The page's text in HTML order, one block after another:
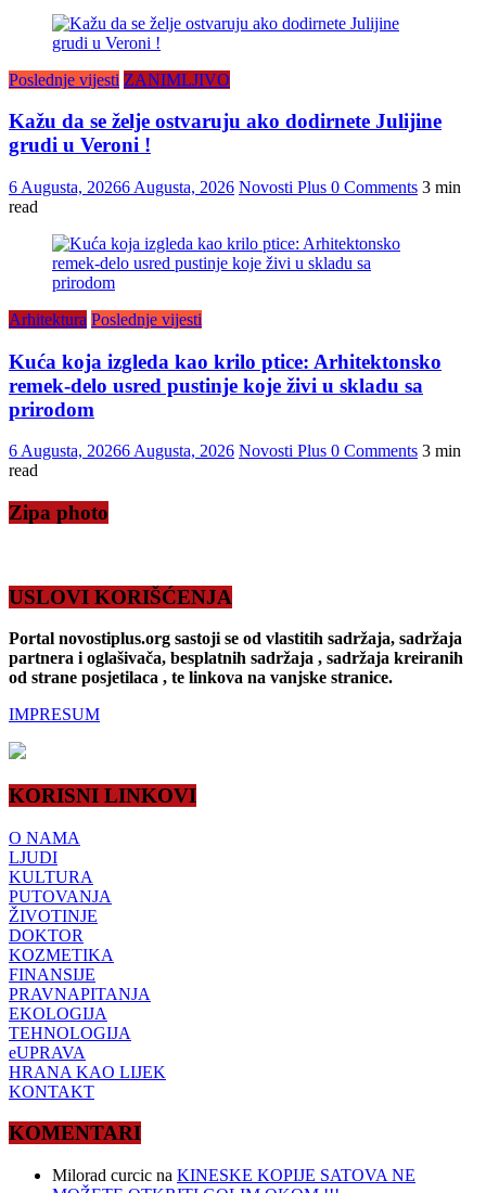
Poslednje vijesti ZANIMLJIVO
Kažu da se želje ostvaruju ako dodirnete Julijine
grudi u Veroni !
6 Augusta, 20266 Augusta, 2026 Novosti Plus 0 Comments 3 min
read
Arhitektura Poslednje vijesti
Kuća koja izgleda kao krilo ptice: Arhitektonsko
remek-delo usred pustinje koje živi u skladu sa
prirodom
6 Augusta, 20266 Augusta, 2026 Novosti Plus 0 Comments 3 min
read
Zipa photo
USLOVI KORIŠĆENJA
Portal novostiplus.org sastoji se od vlastitih sadržaja, sadržaja
partnera i oglašivača, besplatnih sadržaja , sadržaja kreiranih
od strane posjetilaca , te linkova na vanjske stranice.
IMPRESUM
KORISNI LINKOVI
O NAMA
LJUDI
KULTURA
PUTOVANJA
ŽIVOTINJE
DOKTOR
KOZMETIKA
FINANSIJE
PRAVNAPITANJA
EKOLOGIJA
TEHNOLOGIJA
eUPRAVA
HRANA KAO LIJEK
KONTAKT
KOMENTARI
Milorad curcic na KINESKE KOPIJE SATOVA NE